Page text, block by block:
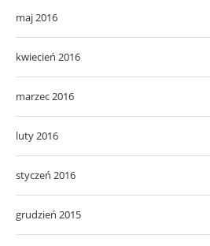
maj 2016
kwiecień 2016
marzec 2016
luty 2016
styczeń 2016
grudzień 2015